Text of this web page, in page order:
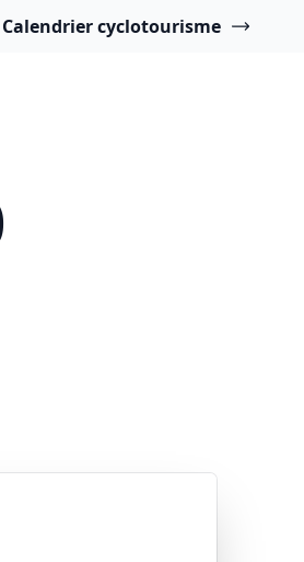
Calendrier cyclotourisme